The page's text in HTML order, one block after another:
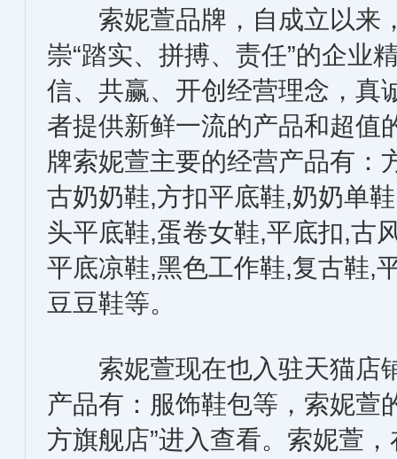
索妮萱品牌，自成立以来
崇“踏实、拼搏、责任”的企业
信、共赢、开创经营理念，真
者提供新鲜一流的产品和超值
牌索妮萱主要的经营产品有：
古奶奶鞋,方扣平底鞋,奶奶单
头平底鞋,蛋卷女鞋,平底扣,古
平底凉鞋,黑色工作鞋,复古鞋,
豆豆鞋等。
索妮萱现在也入驻天猫店
产品有：服饰鞋包等，索妮萱
方旗舰店”进入查看。索妮萱